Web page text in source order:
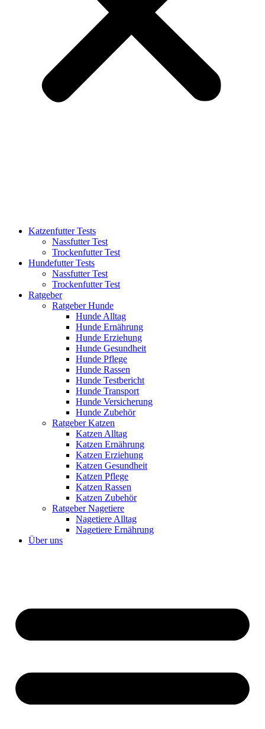
Katzenfutter Tests
Nassfutter Test
Trockenfutter Test
Hundefutter Tests
Nassfutter Test
Trockenfutter Test
Ratgeber
Ratgeber Hunde
Hunde Alltag
Hunde Ernährung
Hunde Erziehung
Hunde Gesundheit
Hunde Pflege
Hunde Rassen
Hunde Testbericht
Hunde Transport
Hunde Versicherung
Hunde Zubehör
Ratgeber Katzen
Katzen Alltag
Katzen Ernährung
Katzen Erziehung
Katzen Gesundheit
Katzen Pflege
Katzen Rassen
Katzen Zubehör
Ratgeber Nagetiere
Nagetiere Alltag
Nagetiere Ernährung
Über uns